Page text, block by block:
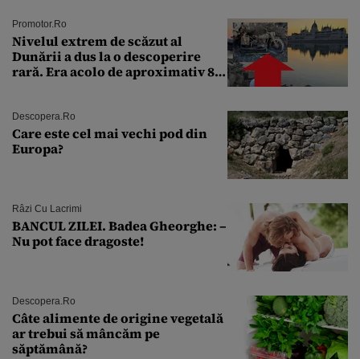
Promotor.ro
Nivelul extrem de scăzut al
Dunării a dus la o descoperire
rară. Era acolo de aproximativ 80
Descopera.ro
Care este cel mai vechi pod din
Europa?
Râzi Cu Lacrimi
BANCUL ZILEI. Badea Gheorghe: –
Nu pot face dragoste!
Descopera.ro
Câte alimente de origine vegetală
ar trebui să mâncăm pe
săptămână?